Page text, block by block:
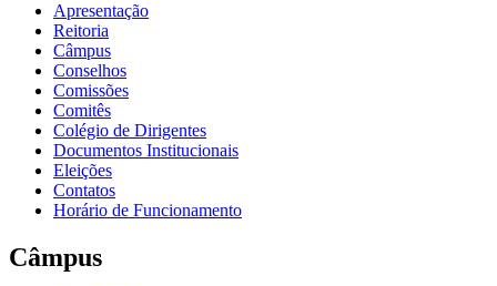
Apresentação
Reitoria
Câmpus
Conselhos
Comissões
Comitês
Colégio de Dirigentes
Documentos Institucionais
Eleições
Contatos
Horário de Funcionamento
Câmpus